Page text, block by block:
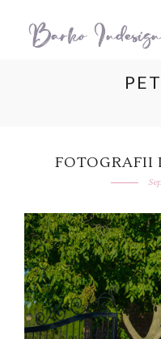
FOTOGRAFII